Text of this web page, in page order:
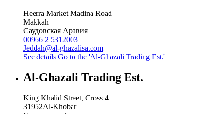
Heerra Market Madina Road
Makkah
Саудовская Аравия
00966 2 5312003
Jeddah@al-ghazalisa.com
See details Go to the 'Al-Ghazali Trading Est.'
Al-Ghazali Trading Est.
King Khalid Street, Cross 4
31952Al-Khobar